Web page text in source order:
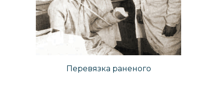
Перевязка раненого